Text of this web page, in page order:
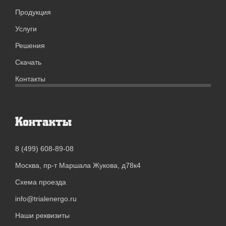
Продукция
Услуги
Решения
Скачать
Контакты
Контакты
8 (499) 608-89-08
Москва, пр-т Маршала Жукова, д78к4
Схема проезда
info@trialenergo.ru
Наши реквизиты